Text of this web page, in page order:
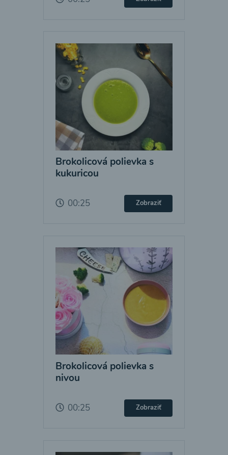
Brokolicová polievka s
kukuricou
00:25 Zobraziť
Brokolicová polievka s
nivou
00:25 Zobraziť